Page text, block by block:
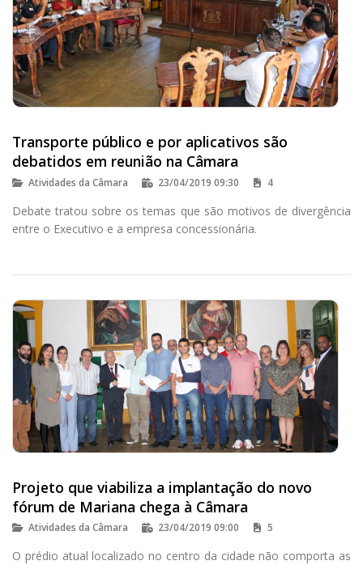
Transporte público e por aplicativos são
debatidos em reunião na Câmara
Atividades da Câmara 23/04/2019 09:30 4
Debate tratou sobre os temas que são motivos de divergência
entre o Executivo e a empresa concessionária.
Projeto que viabiliza a implantação do novo
fórum de Mariana chega à Câmara
Atividades da Câmara 23/04/2019 09:00 5
O prédio atual localizado no centro da cidade não comporta as